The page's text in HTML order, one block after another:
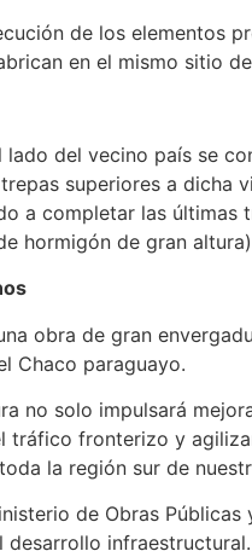
de los elementos
en el mismo sitio
del vecino país se
superiores a
a completar las
hormigón de gran
obra de gran
Chaco paraguayo.
no solo impulsará
tráfico fronterizo y
la región sur de
de Obras